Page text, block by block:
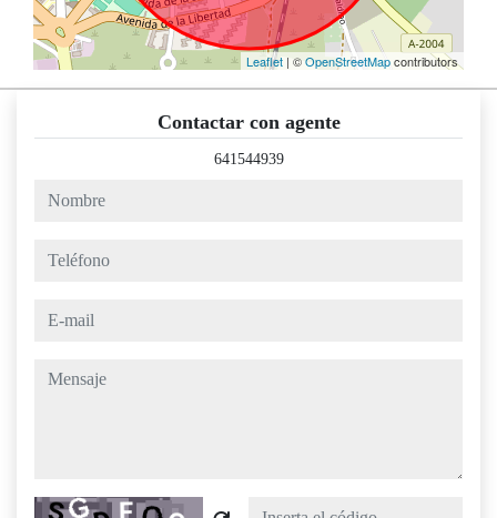
Leaflet | ©OpenStreetMapcontributors
Contactar con agente
641544939
teléfono
mensaje
Captcha